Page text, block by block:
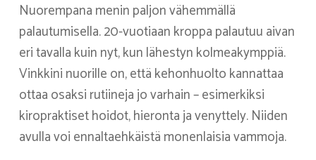
Nuorempana menin paljon vähemmällä
palautumisella. 20-vuotiaan kroppa palautuu aivan
eri tavalla kuin nyt, kun lähestyn kolmeakymppiä.
Vinkkini nuorille on, että kehonhuolto kannattaa
ottaa osaksi rutiineja jo varhain – esimerkiksi
kiropraktiset hoidot, hieronta ja venyttely. Niiden
avulla voi ennaltaehkäistä monenlaisia vammoja.